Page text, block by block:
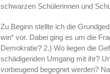
schwarzen Schülerinnen und
Zu Beginn stellte ich die
win“ vor. Dabei ging es um die
Demokratie? 2.) Wo liegen die
schädigenden Umgang mit ihr?
vorbeugend begegnet werden?